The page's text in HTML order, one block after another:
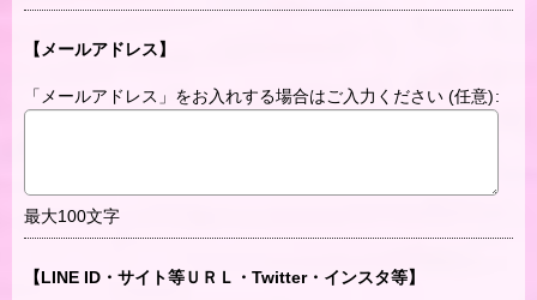
【メールアドレス】
「メールアドレス」をお入れする場合はご入力ください (任意):
最大100文字
【LINE ID・サイト等ＵＲＬ・Twitter・インスタ等】